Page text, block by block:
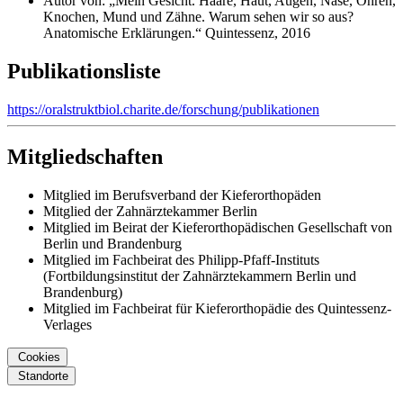
Knochen, Mund und Zähne. Warum sehen wir so aus?
Anatomische Erklärungen.“ Quintessenz, 2016
Publikationsliste
https://oralstruktbiol.charite.de/forschung/publikationen
Mitgliedschaften
Mitglied im Berufsverband der Kieferorthopäden
Mitglied der Zahnärztekammer Berlin
Mitglied im Beirat der Kieferorthopädischen Gesellschaft von
Berlin und Brandenburg
Mitglied im Fachbeirat des Philipp-Pfaff-Instituts
(Fortbildungsinstitut der Zahnärztekammern Berlin und
Brandenburg)
Mitglied im Fachbeirat für Kieferorthopädie des Quintessenz-
Verlages
Cookies
Standorte